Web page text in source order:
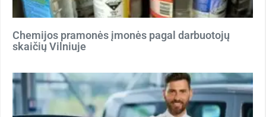
Chemijos pramonės įmonės pagal darbuotojų
skaičių Vilniuje